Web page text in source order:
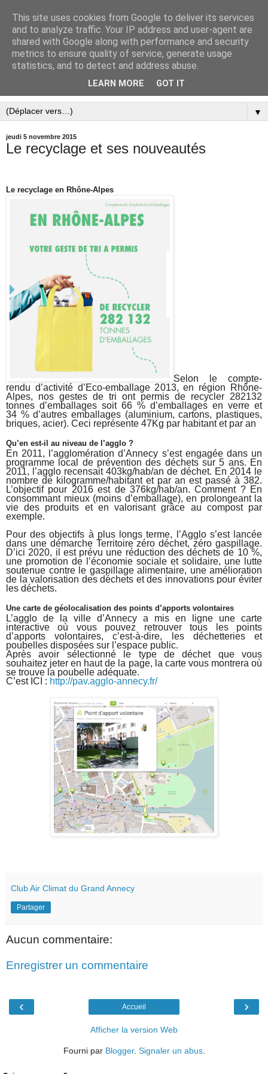
▼
jeudi 5 novembre 2015
Le recyclage et ses nouveautés
Le recyclage en Rhône-Alpes
Selon le compte-
rendu d’activité d’Eco-emballage 2013, en région Rhône-
Alpes, nos gestes de tri ont permis de recycler 282132
tonnes d’emballages soit 66 % d’emballages en verre et
34 % d’autres emballages (aluminium, cartons, plastiques,
briques, acier). Ceci représente 47Kg par habitant et par an
Qu’en est-il au niveau de l’agglo ?
En 2011, l’agglomération d’Annecy s’est engagée dans un
programme local de prévention des déchets sur 5 ans. En
2011, l’agglo recensait 403kg/hab/an de déchet. En 2014 le
nombre de kilogramme/habitant et par an est passé à 382.
L’objectif pour 2016 est de 376kg/hab/an. Comment ? En
consommant mieux (moins d’emballage), en prolongeant la
vie des produits et en valorisant grâce au compost par
exemple.
Pour des objectifs à plus longs terme, l’Agglo s’est lancée
dans une démarche Territoire zéro déchet, zéro gaspillage.
D’ici 2020, il est prévu une réduction des déchets de 10 %,
une promotion de l’économie sociale et solidaire, une lutte
soutenue contre le gaspillage alimentaire, une amélioration
de la valorisation des déchets et des innovations pour éviter
les déchets.
Une carte de géolocalisation des points d’apports volontaires
L’agglo de la ville d’Annecy a mis en ligne une carte
interactive où vous pouvez retrouver tous les points
d’apports volontaires, c’est-à-dire, les déchetteries et
poubelles disposées sur l’espace public.
Après avoir sélectionné le type de déchet que vous
souhaitez jeter en haut de la page, la carte vous montrera où
se trouve la poubelle adéquate.
C’est ICI : http://pav.agglo-annecy.fr/
Club Air Climat du Grand Annecy
Partager
Aucun commentaire:
Enregistrer un commentaire
‹ ›
Accueil
Afficher la version Web
Fourni par Blogger. Signaler un abus.
This site uses cookies from Google to deliver its services
and to analyze traffic. Your IP address and user-agent are
shared with Google along with performance and security
metrics to ensure quality of service, generate usage
statistics, and to detect and address abuse.
LEARN MORE GOT IT